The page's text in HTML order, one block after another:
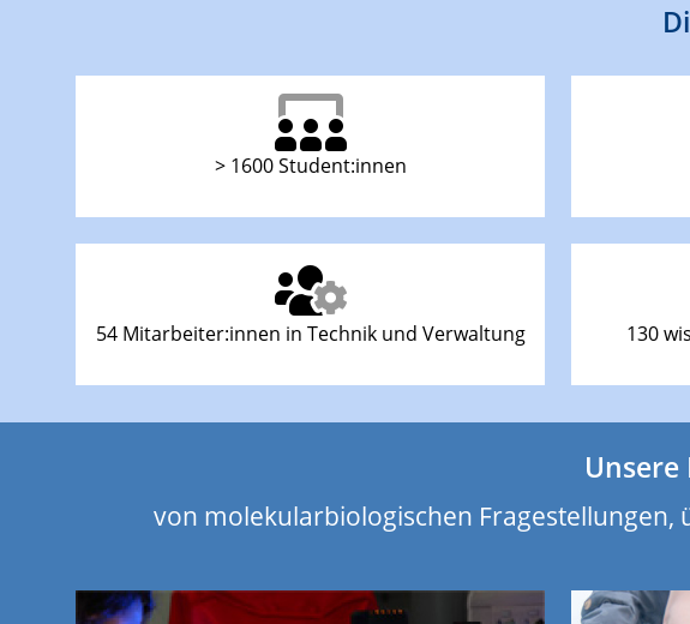
> 1600 Student:innen
54 Mitarbeiter:innen in Technik und Verwaltung 130
von molekularbiologischen Fragestellungen,